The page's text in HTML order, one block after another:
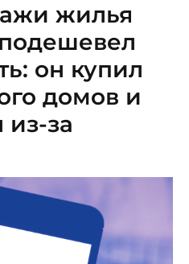
жилья
он купил
домов и
из-за